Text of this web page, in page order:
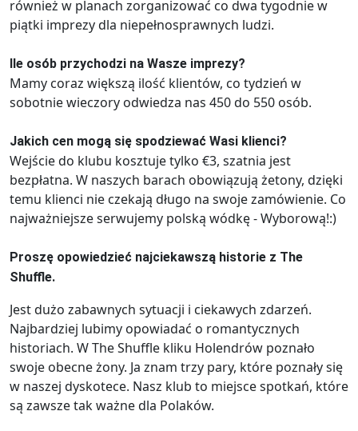
również w planach zorganizować co dwa tygodnie w
piątki imprezy dla niepełnosprawnych ludzi.
Ile osób przychodzi na Wasze imprezy?
Mamy coraz większą ilość klientów, co tydzień w
sobotnie wieczory odwiedza nas 450 do 550 osób.
Jakich cen mogą się spodziewać Wasi klienci?
Wejście do klubu kosztuje tylko €3, szatnia jest
bezpłatna. W naszych barach obowiązują żetony, dzięki
temu klienci nie czekają długo na swoje zamówienie. Co
najważniejsze serwujemy polską wódkę - Wyborową!:)
Proszę opowiedzieć najciekawszą historie z The
Shuffle.
Jest dużo zabawnych sytuacji i ciekawych zdarzeń.
Najbardziej lubimy opowiadać o romantycznych
historiach. W The Shuffle kliku Holendrów poznało
swoje obecne żony. Ja znam trzy pary, które poznały się
w naszej dyskotece. Nasz klub to miejsce spotkań, które
są zawsze tak ważne dla Polaków.